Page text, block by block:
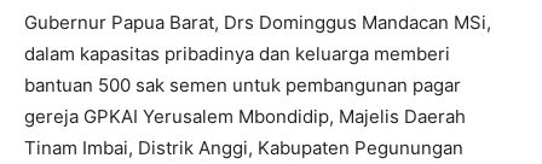
Gubernur Papua Barat, Drs Dominggus Mandacan MSi,
dalam kapasitas pribadinya dan keluarga memberi
bantuan 500 sak semen untuk pembangunan pagar
gereja GPKAI Yerusalem Mbondidip, Majelis Daerah
Tinam Imbai, Distrik Anggi, Kabupaten Pegunungan